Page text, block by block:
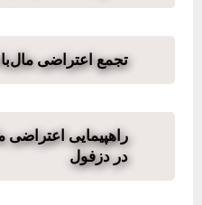
تجمع اعتراضی
راهپیمایی اعتراضی
در دزفول